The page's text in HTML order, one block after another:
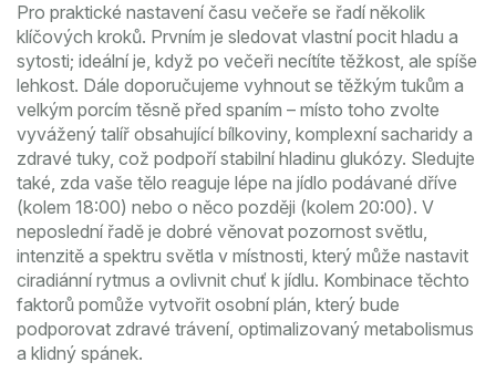
Pro praktické nastavení času večeře se řadí několik
klíčových kroků. Prvním je sledovat vlastní pocit hladu a
sytosti; ideální je, když po večeři necítíte těžkost, ale spíše
lehkost. Dále doporučujeme vyhnout se těžkým tukům a
velkým porcím těsně před spaním – místo toho zvolte
vyvážený talíř obsahující bílkoviny, komplexní sacharidy a
zdravé tuky, což podpoří stabilní hladinu glukózy. Sledujte
také, zda vaše tělo reaguje lépe na jídlo podávané dříve
(kolem 18:00) nebo o něco později (kolem 20:00). V
neposlední řadě je dobré věnovat pozornost světlu,
intenzitě a spektru světla v místnosti, který může nastavit
ciradiánní rytmus a ovlivnit chuť k jídlu. Kombinace těchto
faktorů pomůže vytvořit osobní plán, který bude
podporovat zdravé trávení, optimalizovaný metabolismus
a klidný spánek.